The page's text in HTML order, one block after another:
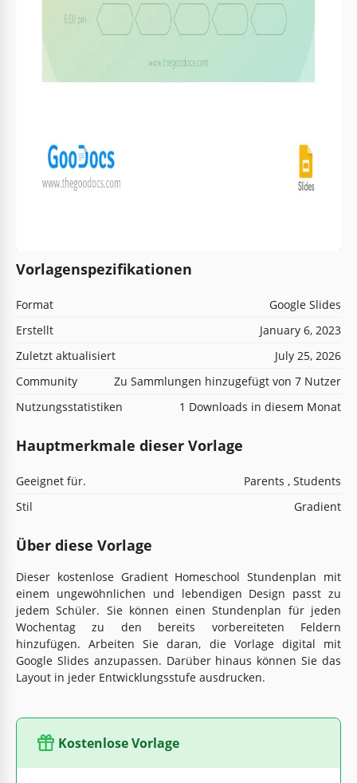
Vorlagenspezifikationen
Format
Google Slides
Erstellt
January 6, 2023
Zuletzt aktualisiert
July 25, 2026
Community
Zu Sammlungen hinzugefügt von 7 Nutzer
Nutzungsstatistiken
1 Downloads in diesem Monat
Hauptmerkmale dieser Vorlage
Geeignet für.
Parents , Students
Stil
Gradient
Über diese Vorlage
Dieser kostenlose Gradient Homeschool Stundenplan mit
einem ungewöhnlichen und lebendigen Design passt zu
jedem Schüler. Sie können einen Stundenplan für jeden
Wochentag zu den bereits vorbereiteten Feldern
hinzufügen. Arbeiten Sie daran, die Vorlage digital mit
Google Slides anzupassen. Darüber hinaus können Sie das
Layout in jeder Entwicklungsstufe ausdrucken.
Kostenlose Vorlage